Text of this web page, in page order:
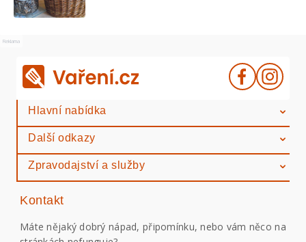
Reklama
Hlavní nabídka
Další odkazy
Zpravodajství a služby
Kontakt
Máte nějaký dobrý nápad, připomínku, nebo vám něco na